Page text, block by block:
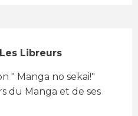
Libreurs
" Manga no sekai!"